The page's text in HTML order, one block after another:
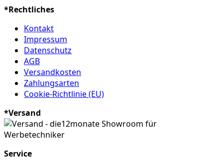
*Rechtliches
Kontakt
Impressum
Datenschutz
AGB
Versandkosten
Zahlungsarten
Cookie-Richtlinie (EU)
*Versand
Service